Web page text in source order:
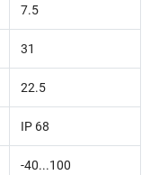
7.5
31
22.5
IP 68
-40...100